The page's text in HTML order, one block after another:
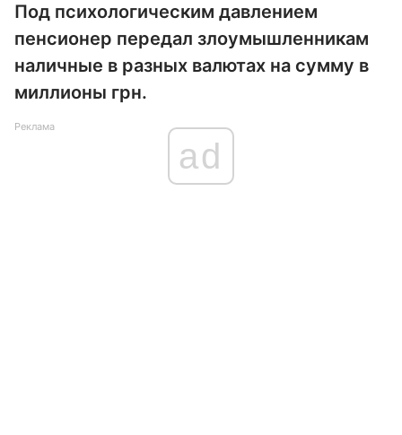
Под психологическим давлением
пенсионер передал злоумышленникам
наличные в разных валютах на сумму в
миллионы грн.
Реклама
ad